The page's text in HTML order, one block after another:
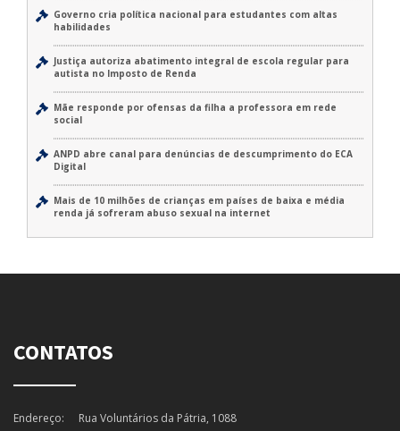
Governo cria política nacional para estudantes com altas
habilidades
Justiça autoriza abatimento integral de escola regular para
autista no Imposto de Renda
Mãe responde por ofensas da filha a professora em rede
social
ANPD abre canal para denúncias de descumprimento do ECA
Digital
Mais de 10 milhões de crianças em países de baixa e média
renda já sofreram abuso sexual na internet
CONTATOS
Endereço:
Rua Voluntários da Pátria, 1088